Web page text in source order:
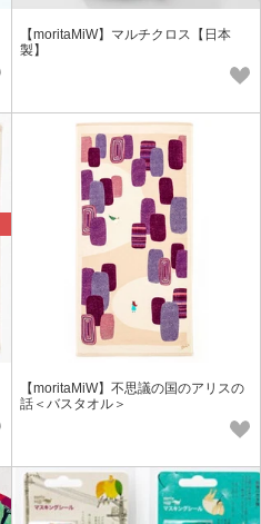
【moritaMiW】マルチクロス【日本
製】
【moritaMiW】不思議の国のアリスの
話＜バスタオル＞